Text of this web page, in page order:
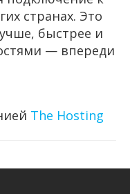
странах. Это
быстрее и
— впереди
The Hosting